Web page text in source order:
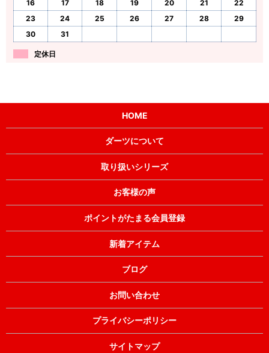
16
17 18 19 20 21
22
23
24 25 26 27 28
29
30
31
定休日
HOME
ダーツについて
取り扱いシリーズ
お客様の声
ポイントがたまる会員登録
新着アイテム
ブログ
お問い合わせ
プライバシーポリシー
サイトマップ